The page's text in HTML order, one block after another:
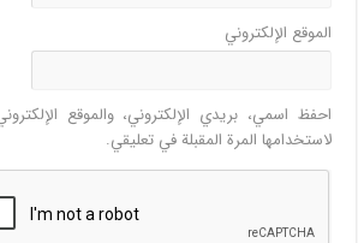
الموقع الإلكتروني
احفظ اسمي، بريدي الإلكتروني، والموقع
لاستخدامها المرة المقبلة في تعليقي.